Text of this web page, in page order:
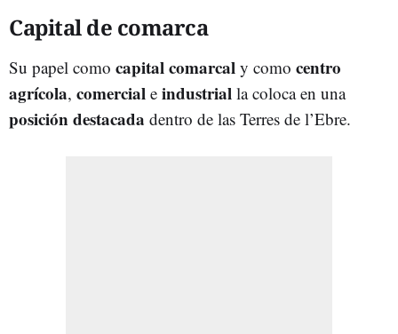
Capital de comarca
Su papel como capitalcomarcal y como centro
agrícola, comercial e industrial la coloca en una
posicióndestacada dentro de las Terres de l’Ebre.